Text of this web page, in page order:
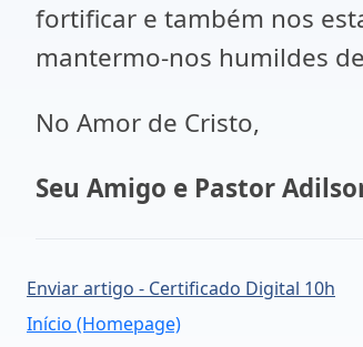
fortificar e também nos
mantermo-nos humildes
No Amor de Cristo,
Seu Amigo e Pastor
Enviar artigo - Certificado Digital 10h
Início (Homepage)